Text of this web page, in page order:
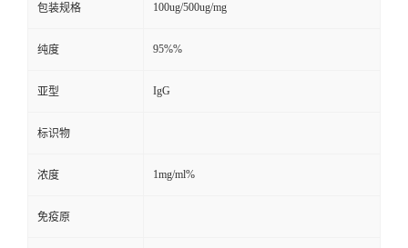
包装规格 100ug/500ug/mg
纯度 95%%
亚型 IgG
标识物
浓度 1mg/ml%
免疫原